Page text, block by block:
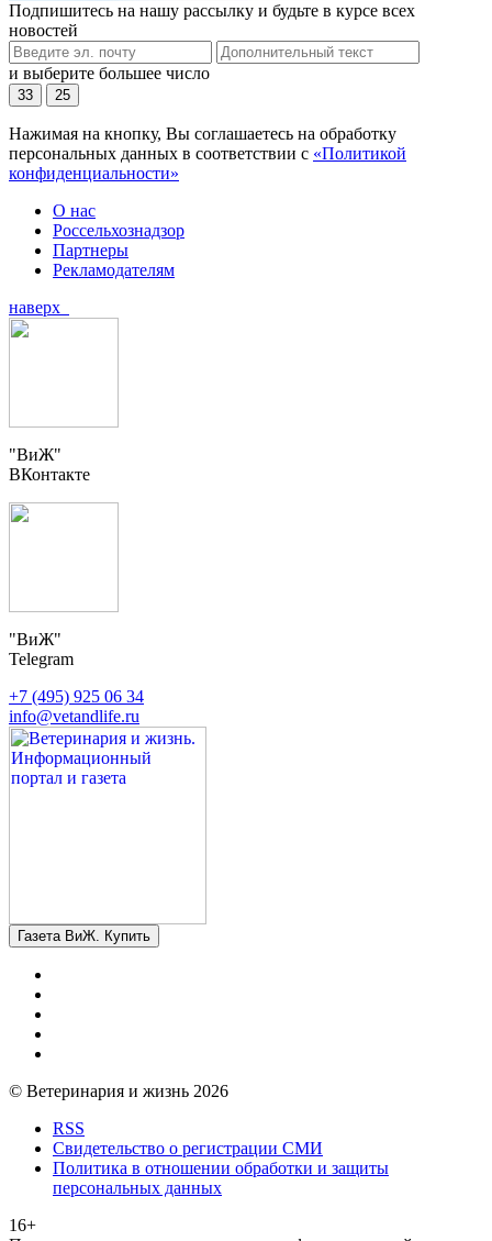
Подпишитесь на нашу рассылку и будьте в курсе всех
новостей
и выберите большее число
33 25
Нажимая на кнопку, Вы соглашаетесь на обработку
персональных данных в соответствии с «Политикой
конфиденциальности»
О нас
Россельхознадзор
Партнеры
Рекламодателям
наверх
"ВиЖ"
ВКонтакте
"ВиЖ"
Telegram
+7 (495) 925 06 34
info@vetandlife.ru
Газета ВиЖ. Купить
© Ветеринария и жизнь 2026
RSS
Свидетельство о регистрации СМИ
Политика в отношении обработки и защиты
персональных данных
16+